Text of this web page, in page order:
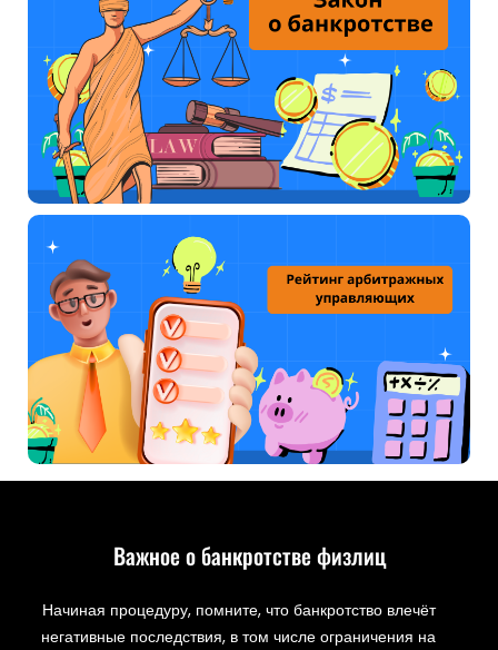
Важное о банкротстве физлиц
Начиная процедуру, помните, что банкротство влечёт
негативные последствия, в том числе ограничения на